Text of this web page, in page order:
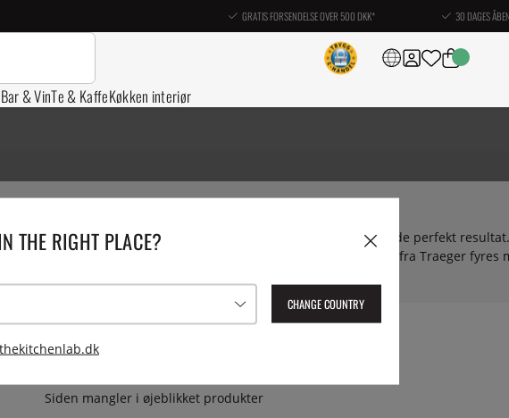
GRATIS FORSENDELSE OVER 500 DKK* 30 DAGES
Bar & VinTe & KaffeKøkken interiør
pellets
er i en klasse for sig, med disse røgflisgrill får du altid et rygende perfekt
madlavningskultur fra Texas til enhver mands køkken. Grillene fra Traeger
lille piller, der består af 100% træ uden tilsætningsstoffer. Der er ikke mere
og hylder. Mere tilbehør kan findes under Grilltilbehør.
Siden mangler i øjeblikket produkter
THE RIGHT PLACE?
CHANGE COUNTRY